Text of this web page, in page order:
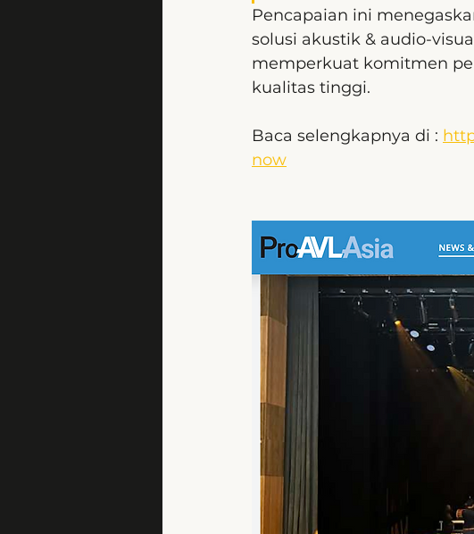
Pencapaian ini
solusi akustik & audio-
memperkuat komitmen
kualitas tinggi.
Baca selengkapnya di :
now